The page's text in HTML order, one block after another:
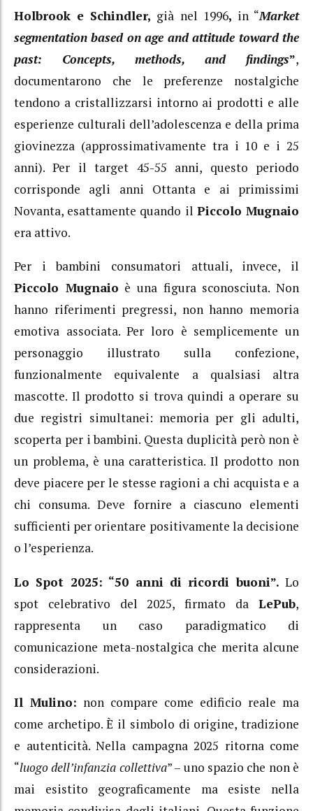
Holbrook e Schindler, già nel 1996, in “Market
segmentation based on age and attitude toward the
past: Concepts, methods, and findings”,
documentarono che le preferenze nostalgiche
tendono a cristallizzarsi intorno ai prodotti e alle
esperienze culturali dell’adolescenza e della prima
giovinezza (approssimativamente tra i 10 e i 25
anni). Per il target 45-55 anni, questo periodo
corrisponde agli anni Ottanta e ai primissimi
Novanta, esattamente quando il Piccolo Mugnaio
era attivo.
Per i bambini consumatori attuali, invece, il
Piccolo Mugnaio è una figura sconosciuta. Non
hanno riferimenti pregressi, non hanno memoria
emotiva associata. Per loro è semplicemente un
personaggio illustrato sulla confezione,
funzionalmente equivalente a qualsiasi altra
mascotte. Il prodotto si trova quindi a operare su
due registri simultanei: memoria per gli adulti,
scoperta per i bambini. Questa duplicità però non è
un problema, è una caratteristica. Il prodotto non
deve piacere per le stesse ragioni a chi acquista e a
chi consuma. Deve fornire a ciascuno elementi
sufficienti per orientare positivamente la decisione
o l’esperienza.
Lo Spot 2025: “50 anni di ricordi buoni”. Lo
spot celebrativo del 2025, firmato da LePub,
rappresenta un caso paradigmatico di
comunicazione meta-nostalgica che merita alcune
considerazioni.
Il Mulino: non compare come edificio reale ma
come archetipo. È il simbolo di origine, tradizione
e autenticità. Nella campagna 2025 ritorna come
“luogo dell’infanzia collettiva” – uno spazio che non è
mai esistito geograficamente ma esiste nella